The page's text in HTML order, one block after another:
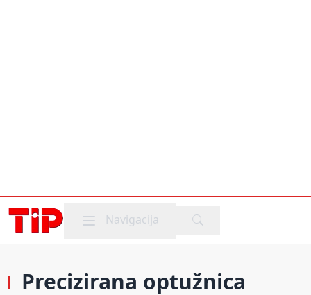
Mobile menu
Navigacija
Precizirana optužnica